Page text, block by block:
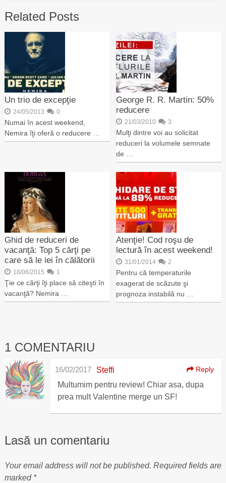
Related Posts
Un trio de excepţie
24/05/2013 0
Numai în acest weekend,
Nemira îţi oferă o reducere …
George R. R. Martin: 50%
reducere
21/03/2010 3
Mulţi dintre voi au solicitat
reduceri la volumele semnate
de …
Ghid de reduceri de
vacanţă: Top 5 cărţi pe
care să le iei în călătorii
18/06/2015 1
Ţie ce cărţi îţi place să citeşti în
vacanţă? Nemira …
Atenţie! Cod roşu de
lectură în acest weekend!
31/01/2014 2
Pentru că temperaturile
exagerat de scăzute şi
prognoza instabilă nu …
1 COMENTARIU
Steffi
16/02/2017 Reply
Multumim pentru review! Chiar asa, dupa
prea mult Valentine merge un SF!
Lasă un comentariu
Your email address will not be published. Required fields are
marked *